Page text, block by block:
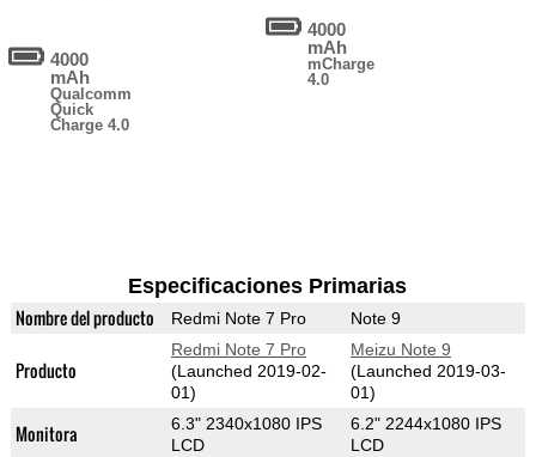
4000
mAh
Qualcomm
Quick
Charge 4.0
4000
mAh
mCharge
4.0
Especificaciones Primarias
Nombre del producto Redmi Note 7 Pro Note 9
Producto
Redmi Note 7 Pro
(Launched 2019-02-
01)
Meizu Note 9
(Launched 2019-03-
01)
Monitora
6.3" 2340x1080 IPS
LCD
6.2" 2244x1080 IPS
LCD